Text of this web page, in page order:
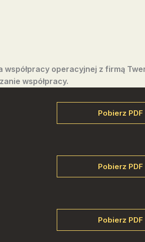
operacyjnej z firmą
współpracy.
Pobierz PDF
Pobierz PDF
Pobierz PDF